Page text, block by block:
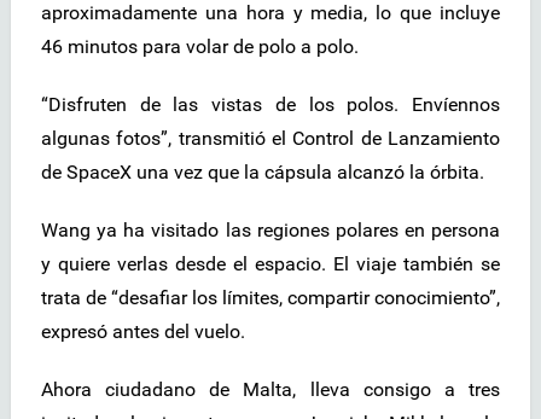
aproximadamente una hora y media, lo que incluye
46 minutos para volar de polo a polo.
“Disfruten de las vistas de los polos. Envíennos
algunas fotos”, transmitió el Control de Lanzamiento
de SpaceX una vez que la cápsula alcanzó la órbita.
Wang ya ha visitado las regiones polares en persona
y quiere verlas desde el espacio. El viaje también se
trata de “desafiar los límites, compartir conocimiento”,
expresó antes del vuelo.
Ahora ciudadano de Malta, lleva consigo a tres